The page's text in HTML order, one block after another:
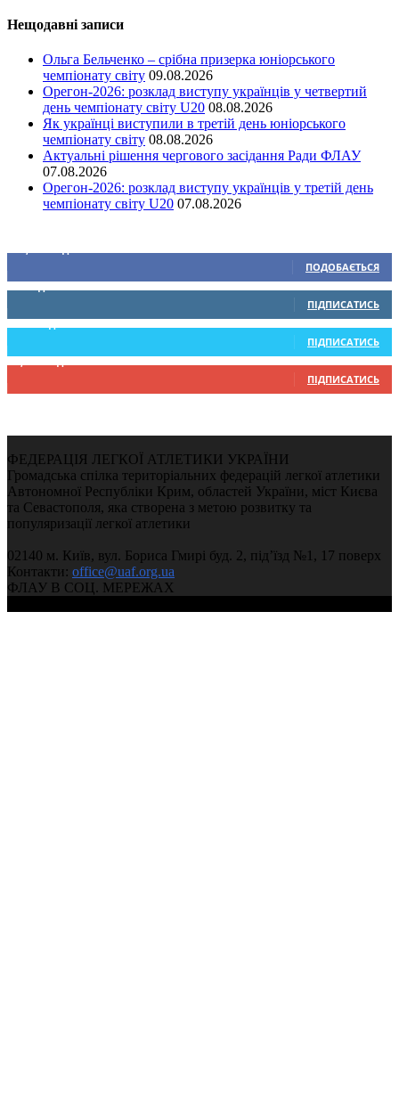
Нещодавні записи
Ольга Бельченко – срібна призерка юніорського
чемпіонату світу 09.08.2026
Орегон-2026: розклад виступу українців у четвертий
день чемпіонату світу U20 08.08.2026
Як українці виступили в третій день юніорського
чемпіонату світу 08.08.2026
Актуальні рішення чергового засідання Ради ФЛАУ
07.08.2026
Орегон-2026: розклад виступу українців у третій день
чемпіонату світу U20 07.08.2026
ПОДОБАЄТЬСЯ
0 Підписників
ПІДПИСАТИСЬ
234 Підписників
ПІДПИСАТИСЬ
9,370 Підписників
ПІДПИСАТИСЬ
ФЕДЕРАЦІЯ ЛЕГКОЇ АТЛЕТИКИ УКРАЇНИ
Громадська спілка територіальних федерацій легкої атлетики
Автономної Республіки Крим, областей України, міст Києва
та Севастополя, яка створена з метою розвитку та
популяризації легкої атлетики
02140 м. Київ, вул. Бориса Гмирі буд. 2, під’їзд №1, 17 поверх
Контакти: office@uaf.org.ua
ФЛАУ В СОЦ. МЕРЕЖАХ